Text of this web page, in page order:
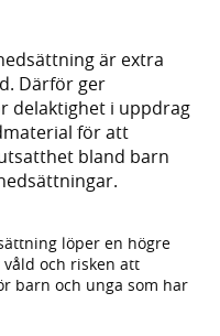
är extra
Därför ger
delaktighet i uppdrag
för att
bland barn
löper en högre
och risken att
barn och unga som har